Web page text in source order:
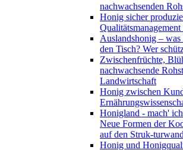
nachwachsenden
Honig sicher
Auslandshonig –
den Tisch? Wer
Zwischenfrüchte,
nachwachsende
Landwirtschaft
Honig zwischen
Honigland - mach'
Neue Formen der
auf den Struk-
Honig und